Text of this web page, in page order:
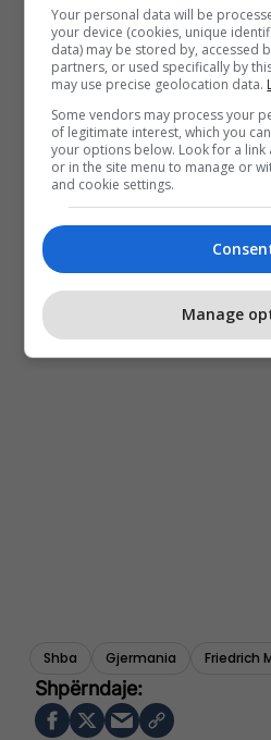
Shba Gjermania Friedrich
Your personal data will be
your device (cookies, unique
data) may be stored by, accessed
partners, or used specifically by
may use precise geolocation data.
Some vendors may process your
of legitimate interest, which you
your options below. Look for a
or in the site menu to manage or
and cookie settings.
Manage